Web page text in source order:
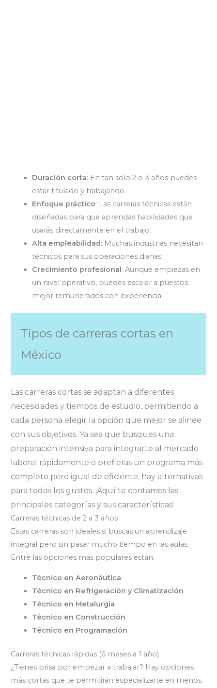
Duración corta: En tan solo 2 o 3 años puedes
estar titulado y trabajando.
Enfoque práctico: Las carreras técnicas están
diseñadas para que aprendas habilidades que
usarás directamente en el trabajo.
Alta empleabilidad : Muchas industrias necesitan
técnicos para sus operaciones diarias.
Crecimiento profesional : Aunque empiezas en
un nivel operativo, puedes escalar a puestos
mejor remunerados con experiencia.
Tipos de carreras cortas en
México
Las carreras cortas se adaptan a diferentes
necesidades y tiempos de estudio, permitiendo a
cada persona elegir la opción que mejor se alinee
con sus objetivos. Ya sea que busques una
preparación intensiva para integrarte al mercado
laboral rápidamente o prefieras un programa más
completo pero igual de eficiente, hay alternativas
para todos los gustos. ¡Aquí te contamos las
principales categorías y sus características!
Carreras técnicas de 2 a 3 años
Estas carreras son ideales si buscas un aprendizaje
integral pero sin pasar mucho tiempo en las aulas.
Entre las opciones más populares están:
Técnico en Aeronáutica
Técnico en Refrigeración y Climatización
Técnico en Metalurgia
Técnico en Construcción
Técnico en Programación
Carreras técnicas rápidas (6 meses a 1 año)
¿Tienes prisa por empezar a trabajar? Hay opciones
más cortas que te permitirán especializarte en menos